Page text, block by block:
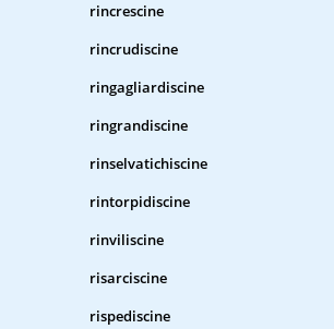
rincrescine
rincrudiscine
ringagliardiscine
ringrandiscine
rinselvatichiscine
rintorpidiscine
rinviliscine
risarciscine
rispediscine